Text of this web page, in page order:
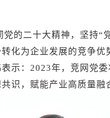
的二十大精神，坚持“
化为企业发展的竞争
示：2023年，竞网党
识，赋能产业高质量融